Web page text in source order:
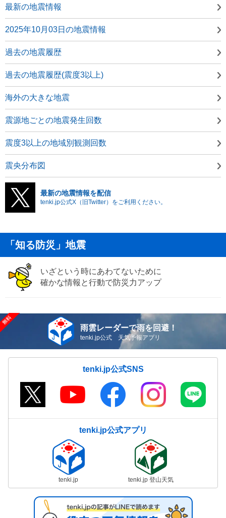
最新の地震情報
2025年10月03日の地震情報
過去の地震履歴
過去の地震履歴(震度3以上)
海外の大きな地震
震源地ごとの地震発生回数
震度3以上の地域別観測回数
震央分布図
最新の地震情報を配信
tenki.jp公式X（旧Twitter）をご利用ください。
「知る防災」地震
いざという時にあわてないために
確かな情報と行動で防災力アップ
雨雲レーダーで雨を回避！
tenki.jp公式 天気予報アプリ
tenki.jp公式SNS
tenki.jp公式アプリ
tenki.jp tenki.jp 登山天気